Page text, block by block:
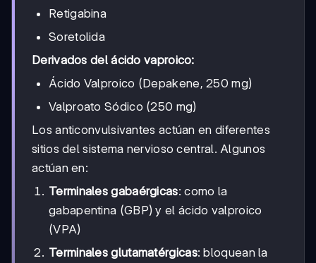
Retigabina
Soretolida
Derivados del ácido vaproico:
Ácido Valproico (Depakene, 250 mg)
Valproato Sódico (250 mg)
Los anticonvulsivantes actúan en diferentes
sitios del sistema nervioso central. Algunos
actúan en:
Terminales gabaérgicas: como la
gabapentina (GBP) y el ácido valproico
(VPA)
Terminales glutamatérgicas: bloquean la